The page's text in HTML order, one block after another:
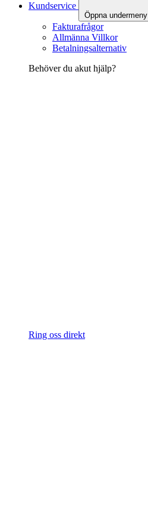
Kundservice
Öppna undermeny
Fakturafrågor
Allmänna Villkor
Betalningsalternativ
Behöver du akut hjälp?
Ring oss direkt